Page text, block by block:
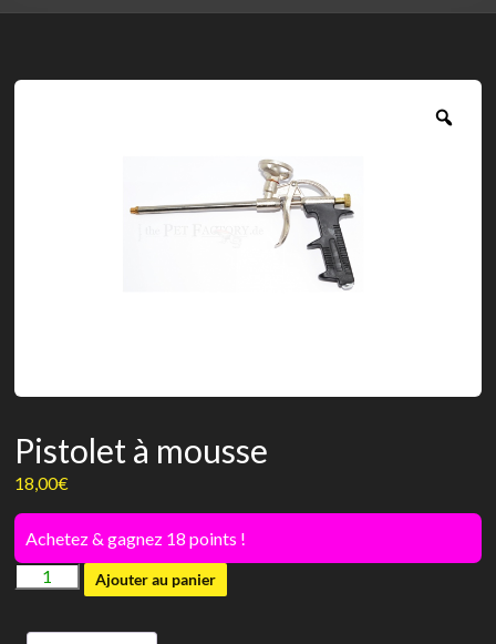
Pistolet à mousse
18,00€
Achetez & gagnez 18 points !
quantité
Pistolet
Ajouter au panier